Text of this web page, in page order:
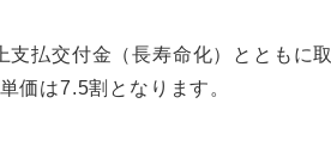
払交付金（長寿命化）とともに取
価は7.5割となります。